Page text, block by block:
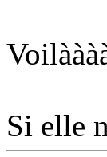
Si elle